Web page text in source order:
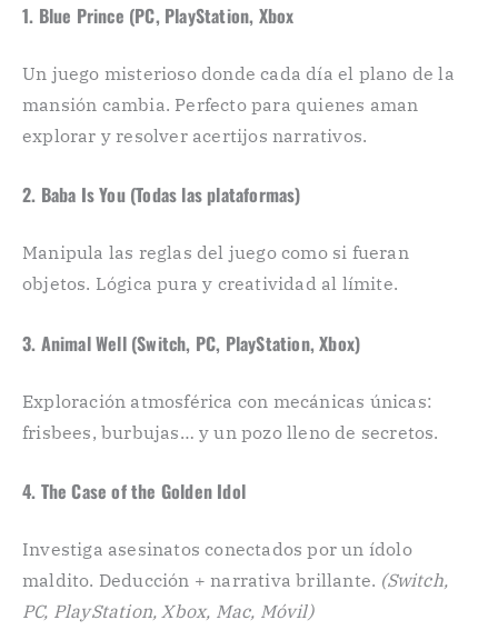
1. Blue Prince (PC, PlayStation, Xbox
Un juego misterioso donde cada día el plano de la
mansión cambia. Perfecto para quienes aman
explorar y resolver acertijos narrativos.
2. Baba Is You (Todas las plataformas)
Manipula las reglas del juego como si fueran
objetos. Lógica pura y creatividad al límite.
3. Animal Well (Switch, PC, PlayStation, Xbox)
Exploración atmosférica con mecánicas únicas:
frisbees, burbujas… y un pozo lleno de secretos.
4. The Case of the Golden Idol
Investiga asesinatos conectados por un ídolo
maldito. Deducción + narrativa brillante. (Switch,
PC, PlayStation, Xbox, Mac, Móvil)